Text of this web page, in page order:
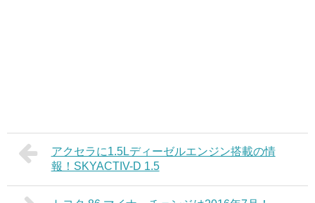
アクセラに1.5Lディーゼルエンジン搭載の情
報！SKYACTIV-D 1.5